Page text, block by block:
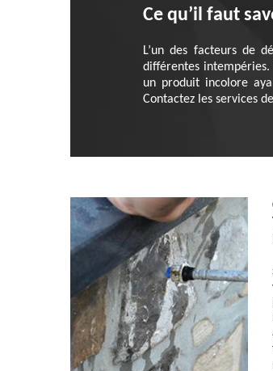
Ce qu’il faut
L’un des facteurs de
différentes intempéries.
un produit incolore
Contactez les services